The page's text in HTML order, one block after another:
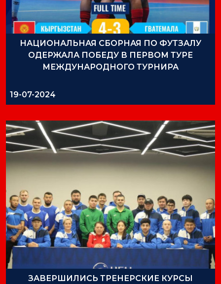
НАЦИОНАЛЬНАЯ СБОРНАЯ ПО ФУТЗАЛУ
ОДЕРЖАЛА ПОБЕДУ В ПЕРВОМ ТУРЕ
МЕЖДУНАРОДНОГО ТУРНИРА
19-07-2024
ЗАВЕРШИЛИСЬ ТРЕНЕРСКИЕ КУРСЫ